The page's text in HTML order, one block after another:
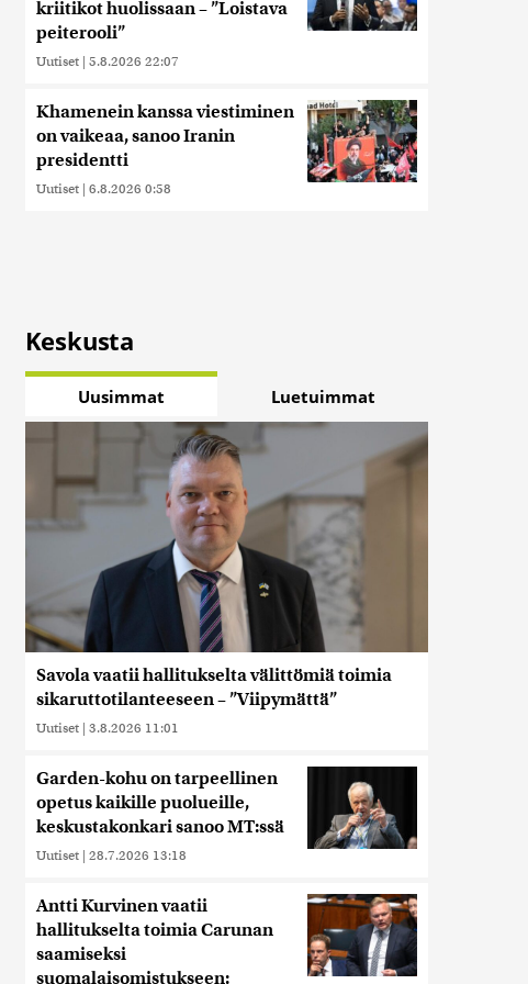
kriitikot huolissaan – ”Loistava
peiterooli”
Uutiset | 5.8.2026 22:07
Khamenein kanssa viestiminen
on vaikeaa, sanoo Iranin
presidentti
Uutiset | 6.8.2026 0:58
Keskusta
Uusimmat Luetuimmat
Savola vaatii hallitukselta välittömiä toimia
sikaruttotilanteeseen – ”Viipymättä”
Uutiset | 3.8.2026 11:01
Garden-kohu on tarpeellinen
opetus kaikille puolueille,
keskustakonkari sanoo MT:ssä
Uutiset | 28.7.2026 13:18
Antti Kurvinen vaatii
hallitukselta toimia Carunan
saamiseksi
suomalaisomistukseen: